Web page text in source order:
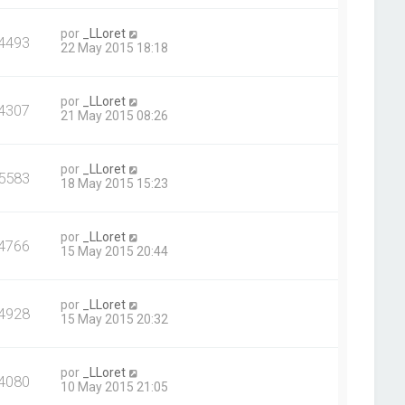
por
_LLoret
22 May 2015 18:18
por
_LLoret
21 May 2015 08:26
5583 por
_LLoret
18 May 2015 15:23
por
_LLoret
15 May 2015 20:44
por
_LLoret
15 May 2015 20:32
por
_LLoret
10 May 2015 21:05